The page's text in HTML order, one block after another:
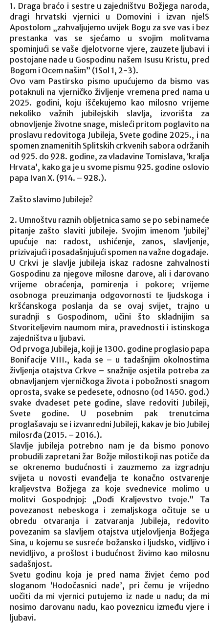
1. Draga braćo i sestre u zajedništvu Božjega naroda,
dragi hrvatski vjernici u Domovini i izvan nje!S
Apostolom „zahvaljujemo uvijek Bogu za sve vas i bez
prestanka vas se sjećamo u svojim molitvama
spominjući se vaše djelotvorne vjere, zauzete ljubavi i
postojane nade u Gospodinu našem Isusu Kristu, pred
Bogom i Ocem našim” (1Sol 1, 2-3).
Ovo vam Pastirsko pismo upućujemo da bismo vas
potaknuli na vjerničko življenje vremena pred nama u
2025. godini, koju iščekujemo kao milosno vrijeme
nekoliko važnih jubilejskih slavlja, izvorišta za
obnovljenje životne snage, misleći pritom poglavito na
proslavu redovitoga Jubileja, Svete godine 2025., i na
spomen znamenitih Splitskih crkvenih sabora održanih
od 925. do 928. godine, za vladavine Tomislava, ‘kralja
Hrvata’, kako ga je u svome pismu 925. godine oslovio
papa Ivan X. (914. – 928.).
Zašto slavimo Jubileje?
2. Umnoštvu raznih obljetnica samo se po sebi nameće
pitanje zašto slaviti jubileje. Svojim imenom ‘jubilej’
upućuje na: radost, ushićenje, zanos, slavljenje,
prizivajući i posadašnjujući spomen na važne događaje.
U Crkvi je slavlje jubileja iskaz radosne zahvalnosti
Gospodinu za njegove milosne darove, ali i darovano
vrijeme obraćenja, pomirenja i pokore; vrijeme
osobnoga preuzimanja odgovornosti te ljudskoga i
kršćanskoga poslanja da se ovaj svijet, trajno u
suradnji s Gospodinom, učini što skladnijim sa
Stvoriteljevim naumom mira, pravednosti i istinskoga
zajedništva u ljubavi.
Od prvoga Jubileja, koji je 1300. godine proglasio papa
Bonifacije VIII., kada se – u tadašnjim okolnostima
življenja otajstva Crkve – snažnije osjetila potreba za
obnavljanjem vjerničkoga života i pobožnosti snagom
oprosta, svake se pedesete, odnosno (od 1450. god.)
svake dvadeset pete godine, slave redoviti Jubileji,
Svete godine. U posebnim pak trenutcima
proglašavaju se i izvanredni Jubileji, kakav je bio Jubilej
milosrđa (2015. – 2016.).
Slavlje jubileja potrebno nam je da bismo ponovo
probudili zapretani žar Božje milosti koji nas potiče da
se okrenemo budućnosti i zauzmemo za izgradnju
svijeta u novosti evanđelja te konačno ostvarenje
kraljevstva Božjega za koje svednevice molimo u
molitvi Gospodnjoj: „Dođi Kraljevstvo tvoje.” Ta
povezanost nebeskoga i zemaljskoga očituje se u
obredu otvaranja i zatvaranja Jubileja, redovito
povezanim sa slavljem otajstva utjelovljenja Božjega
Sina, u kojemu se susreće božansko i ljudsko, vidljivo i
nevidljivo, a prošlost i budućnost živimo kao milosnu
sadašnjost.
Svetu godinu koja je pred nama živjet ćemo pod
sloganom ‘Hodočasnici nade’, pri čemu je vrijedno
uočiti da mi vjernici putujemo iz nade u nadu; da mi
nosimo darovanu nadu, kao poveznicu između vjere i
ljubavi.